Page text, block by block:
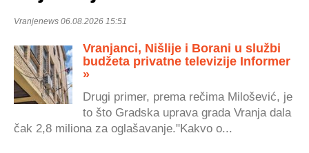
Vranjenews 06.08.2026 15:51
Vranjanci, Nišlije i Borani u službi
budžeta privatne televizije Informer
»
Drugi primer, prema rečima Milošević, je
to što Gradska uprava grada Vranja dala
čak 2,8 miliona za oglašavanje."Kakvo o...